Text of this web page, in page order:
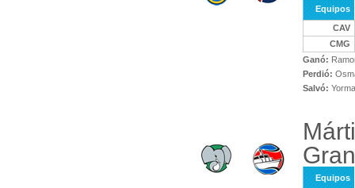
Equipos
CAV
CMG
Ganó:
Perdió:
Salvó:
Equipos